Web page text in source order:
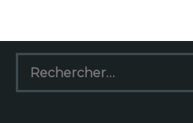
Rechercher :